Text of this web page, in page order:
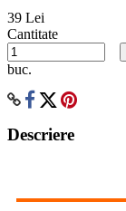
39 Lei
Cantitate
buc.
Descriere